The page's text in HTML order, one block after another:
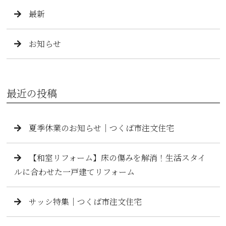
最新
お知らせ
最近の投稿
夏季休業のお知らせ｜つくば市注文住宅
【和室リフォーム】床の傷みを解消！生活スタイ
ルに合わせた一戸建てリフォーム
サッシ特集｜つくば市注文住宅